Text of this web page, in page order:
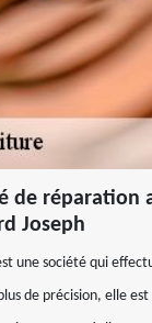
de réparation
Joseph
une société qui
de précision, elle est